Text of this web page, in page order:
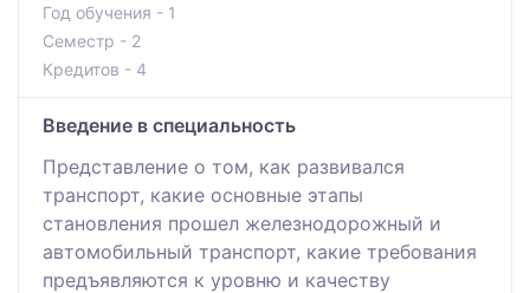
Год обучения - 1
Семестр - 2
Кредитов - 4
Введение в специальность
Представление о том, как развивался
транспорт, какие основные этапы
становления прошел железнодорожный и
автомобильный транспорт, какие требования
предъявляются к уровню и качеству